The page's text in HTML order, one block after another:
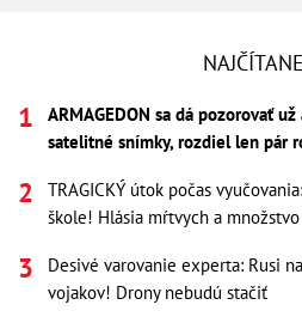
ARMAGEDON sa dá pozorovať
satelitné snímky, rozdiel len pár
TRAGICKÝ útok počas
škole! Hlásia mŕtvych a
Desivé varovanie experta: Rusi
vojakov! Drony nebudú stačiť